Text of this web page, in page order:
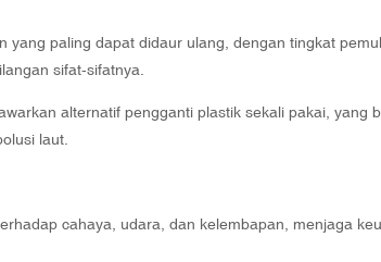
yang paling dapat didaur ulang, dengan tingkat
sifat-sifatnya.
alternatif pengganti plastik sekali pakai, yang
laut.
cahaya, udara, dan kelembapan, menjaga